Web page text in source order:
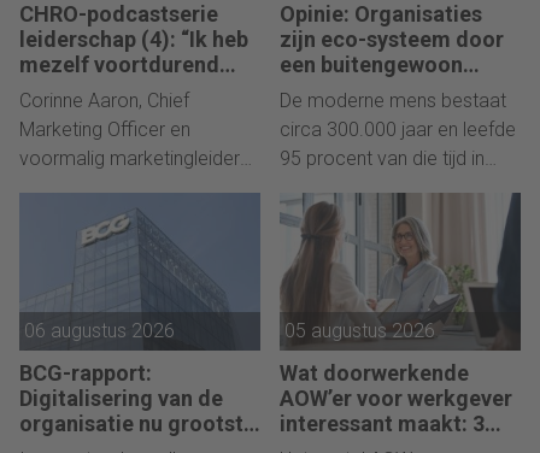
CHRO-podcastserie
leiderschap (4): “Ik heb
mezelf voortdurend
opnieuw moeten
opbouwen”
Corinne Aaron, Chief
Marketing Officer en
voormalig marketingleider
bij onder meer Tesla, Lynk &
Co. en General Motors,
vertelt in gesprek met Ingrid
Tappin en Pim Blom hoe
telkens opnieuw beginnen
haar grootste
leiderschapskracht werd.
Opinie: Organisaties
zijn eco-systeem door
een buitengewoon
intelligente diersoort
bevolkt
De moderne mens bestaat
circa 300.000 jaar en leefde
95 procent van die tijd in
kleine groepen jagers en
verzamelaars.
Tegenwoordige organisaties
bestaan nauwelijks
tweehonderd jaar, toch
ontwerpen wij die alsof de
mens zich net zo snel heeft
ontwikkeld als zijn
technologie, ziet Maarten
van Beek.
06 augustus 2026
BCG-rapport:
Digitalisering van de
organisatie nu grootste
05 augustus 2026
Wat doorwerkende
AOW’er voor werkgever
interessant maakt: 3